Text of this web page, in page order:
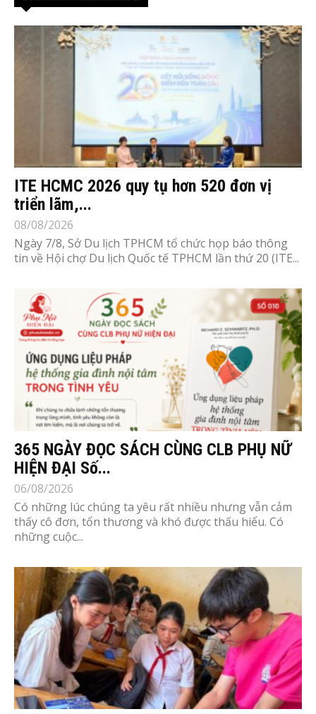
ITE HCMC 2026 quy tụ hơn 520 đơn vị
triển lãm,...
08/08/2026
Ngày 7/8, Sở Du lịch TPHCM tổ chức họp báo thông
tin về Hội chợ Du lịch Quốc tế TPHCM lần thứ 20 (ITE...
365 NGÀY ĐỌC SÁCH CÙNG CLB PHỤ NỮ
HIỆN ĐẠI Số...
06/08/2026
Có những lúc chúng ta yêu rất nhiều nhưng vẫn cảm
thấy cô đơn, tổn thương và khó được thấu hiểu. Có
những cuộc...